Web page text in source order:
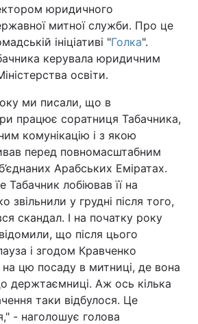
юридичного
митної служби. Про це
ініціативі "Голка".
керувала юридичним
освіти.
ми писали, що в
працює соратниця Табачника,
комунікацію і з якою
перед повномасштабним
Арабських Еміратах.
Табачник лобіював її на
звільнили у грудні після того,
скандал. І на початку року
що після цього
і згодом Кравченко
цю посаду в митниці, де вона
держтаємниці. Аж ось кілька
таки відбулося. Це
- наголошує голова